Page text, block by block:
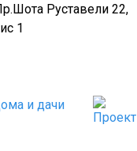
Руставели 22,
1
и дачи